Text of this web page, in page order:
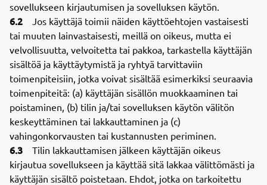
sovellukseen kirjautumisen ja sovelluksen käytön.
6.2
Jos käyttäjä toimii näiden käyttöehtojen vastaisesti
tai muuten lainvastaisesti, meillä on oikeus, mutta ei
velvollisuutta, velvoitetta tai pakkoa, tarkastella käyttäjän
sisältöä ja käyttäytymistä ja ryhtyä tarvittaviin
toimenpiteisiin, jotka voivat sisältää esimerkiksi seuraavia
toimenpiteitä: (a) käyttäjän sisällön muokkaaminen tai
poistaminen, (b) tilin ja/tai sovelluksen käytön välitön
keskeyttäminen tai lakkauttaminen ja (c)
vahingonkorvausten tai kustannusten periminen.
6.3
Tilin lakkauttamisen jälkeen käyttäjän oikeus
kirjautua sovellukseen ja käyttää sitä lakkaa välittömästi ja
käyttäjän sisältö poistetaan. Ehdot, jotka on tarkoitettu